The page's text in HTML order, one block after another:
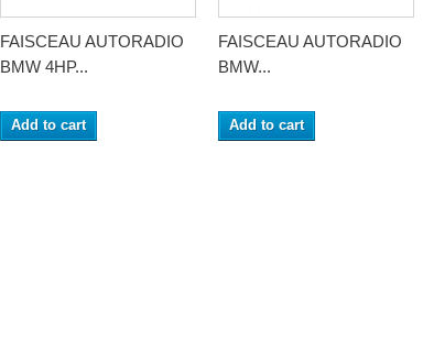
FAISCEAU AUTORADIO
BMW 4HP...
Add to cart
FAISCEAU AUTORADIO
BMW...
Add to cart